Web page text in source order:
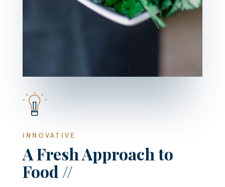
INNOVATIVE
A Fresh Approach to
Food //